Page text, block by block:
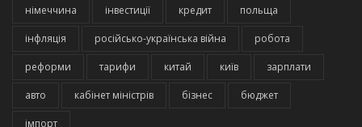
німеччина інвестиції кредит польща
інфляція російсько-українська війна робота
реформи тарифи китай київ зарплати
авто кабінет міністрів бізнес бюджет
імпорт